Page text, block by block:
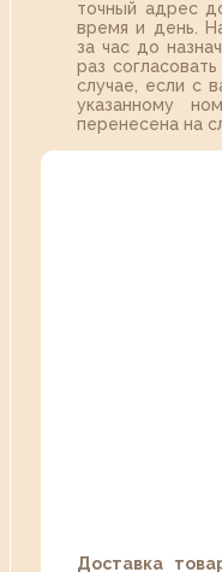
точный адрес
время и день.
за час до
раз
случае, если с
указанному
перенесена на
Доставка